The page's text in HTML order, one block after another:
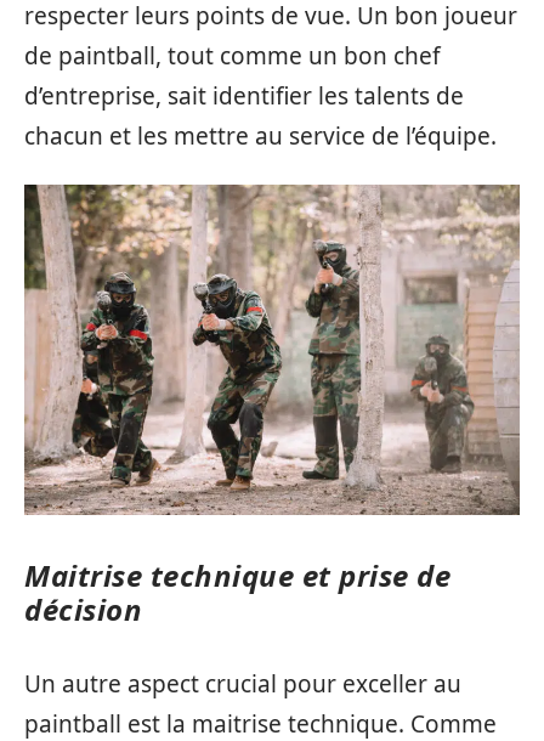
respecter leurs points de vue. Un bon joueur
de paintball, tout comme un bon chef
d’entreprise, sait identifier les talents de
chacun et les mettre au service de l’équipe.
Maitrise technique et prise de
décision
Un autre aspect crucial pour exceller au
paintball est la maitrise technique. Comme